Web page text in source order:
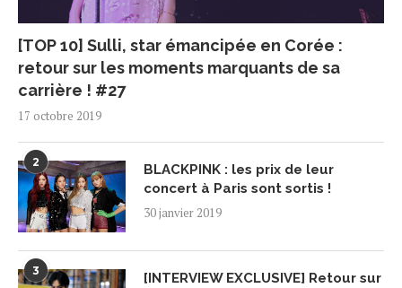
[TOP 10] Sulli, star émancipée en Corée :
retour sur les moments marquants de sa
carrière ! #27
17 octobre 2019
2
BLACKPINK : les prix de leur
concert à Paris sont sortis !
30 janvier 2019
3
[INTERVIEW EXCLUSIVE] Retour sur